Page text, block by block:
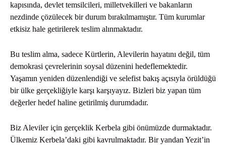
kapısında, devlet temsilcileri, milletvekilleri ve bakanların
nezdinde çözülecek bir durum bırakılmamıştır. Tüm kurumlar
etkisiz hale getirilerek teslim alınmaktadır.
Bu teslim alma, sadece Kürtlerin, Alevilerin hayatını değil, tüm
demokrasi çevrelerinin soysal düzenini hedeflemektedir.
Yaşamın yeniden düzenlendiği ve selefist bakış açısıyla örüldüğü
bir ülke gerçekliğiyle karşı karşıyayız. Bizleri biz yapan tüm
değerler hedef haline getirilmiş durumdadır.
Biz Aleviler için gerçeklik Kerbela gibi önümüzde durmaktadır.
Ülkemiz Kerbela’daki gibi kavrulmaktadır. Bir yandan Yezit’in